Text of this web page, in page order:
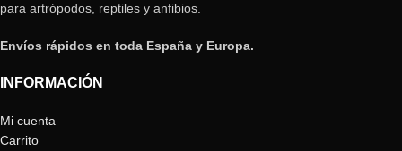
para artrópodos, reptiles y anfibios.
Envíos rápidos en toda España y Europa.
INFORMACIÓN
Mi cuenta
Carrito